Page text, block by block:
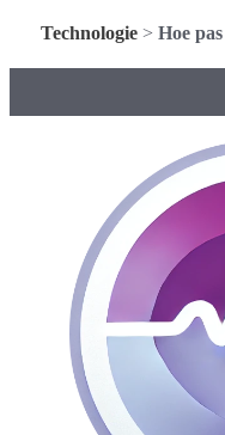
Technologie > Hoe